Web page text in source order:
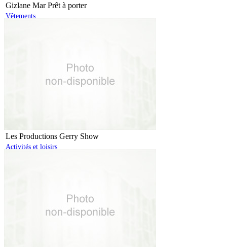
Gizlane Mar Prêt à porter
Vêtements
Les Productions Gerry Show
Activités et loisirs